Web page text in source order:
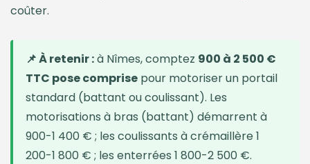
coûter.
📌 À retenir :à Nîmes, comptez 900 à 2 500 €
TTC pose comprise pour motoriser un portail
standard (battant ou coulissant). Les
motorisations à bras (battant) démarrent à
900-1 400 € ; les coulissants à crémaillère 1
200-1 800 € ; les enterrées 1 800-2 500 €.